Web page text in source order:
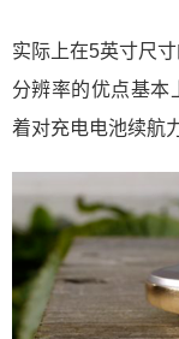
实际上在5英寸尺
分辨率的优点基本
着对充电电池续航